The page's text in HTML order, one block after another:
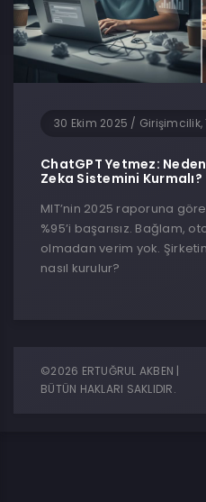
30 Ekim 2025 / Girişimcilik,
ChatGPT Yetmez:
Zeka Sistemini Kurmalı?
MIT’nin 2025 raporuna
%95’i başarısız. Bağlam,
olmadan verim yok.
nasıl kurulur?
©2026 ERTUĞRUL AKBEN |
BÜTÜN HAKLARI SAKLIDIR.